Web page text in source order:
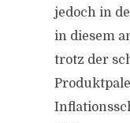
jedoch in
in diesem
trotz der